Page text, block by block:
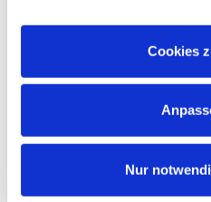
Informationen zu Cookies
Datenschutzhinweisen.
Cookies
Nur
Sichere Zukunft:
einem
starken
Attraktives Gehalt:
faire Bezahlung, 13.
zur betrieblichen
Kinderbetreuung,